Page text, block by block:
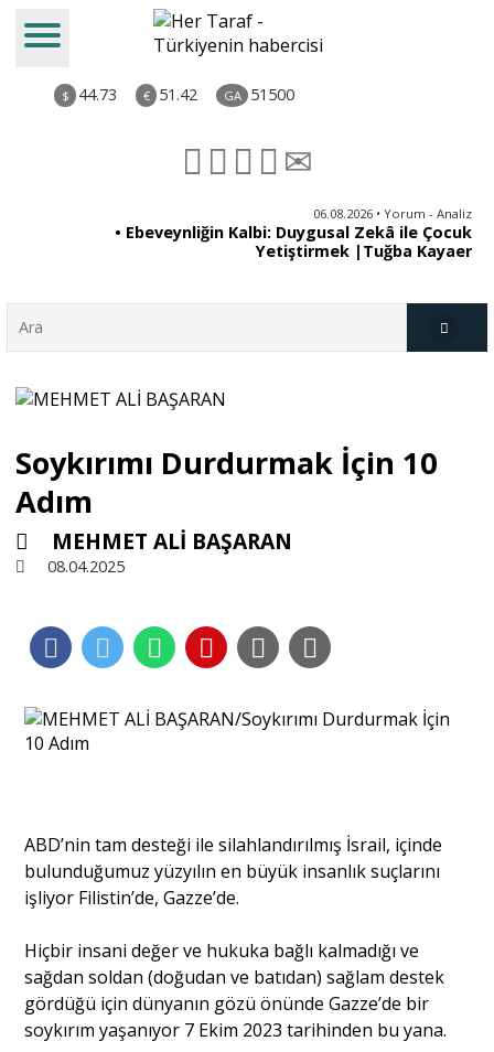
$ 44.73 € 51.42 GA 51500
06.08.2026 • Yorum - Analiz
• Ebeveynliğin Kalbi: Duygusal Zekâ ile Çocuk
Yetiştirmek |Tuğba Kayaer
Türkiye
Derkenar
Sivil Toplum
Kültür - Sanat
Yorum - Analiz
Söyleşi
Yazı Dizisi
Soykırımı Durdurmak İçin 10
Adım
MEHMET ALİ BAŞARAN
08.04.2025
ABD’nin tam desteği ile silahlandırılmış İsrail, içinde
bulunduğumuz yüzyılın en büyük insanlık suçlarını
işliyor Filistin’de, Gazze’de.
Hiçbir insani değer ve hukuka bağlı kalmadığı ve
sağdan soldan (doğudan ve batıdan) sağlam destek
gördüğü için dünyanın gözü önünde Gazze’de bir
soykırım yaşanıyor 7 Ekim 2023 tarihinden bu yana.